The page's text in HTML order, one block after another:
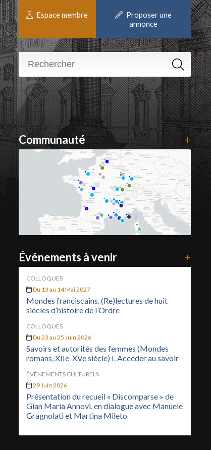
Espace membre
Proposer une
annonce
Communauté +
Événements à venir +
COLLOQUES
Du 13 au 14 Mai 2027
Mondes franciscains. (Re)lectures de huit
siècles d’histoire de l’Ordre
COLLOQUES
Du 23 au 25 Juin 2026
Savoirs et autorités des femmes (Mondes
romans, XIIe-XVe siècle) I. Accéder au savoir
ÉVÉNEMENTS CULTURELS
29 Juin 2026
Présentation du recueil « Discomparse » de
Gian Maria Annovi, en dialogue avec Manuele
Gragnolati et Martina Mileto